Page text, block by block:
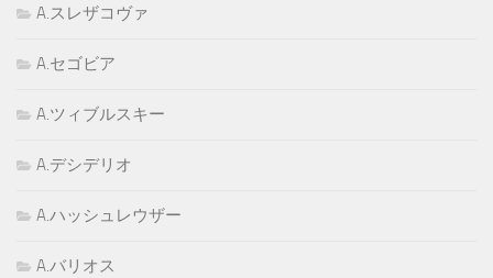
A.スレザコヴァ
A.セゴビア
A.ツィブルスキー
A.デシデリオ
A.ハッシュレウザー
A.バリオス